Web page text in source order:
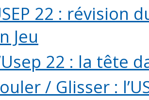
22 : révision
Jeu
22 : la tête
/ Glisser :